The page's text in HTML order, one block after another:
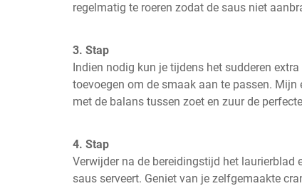
regelmatig te roeren zodat de saus niet
3. Stap
Indien nodig kun je tijdens het sudderen
toevoegen om de smaak aan te passen. Mijn
met de balans tussen zoet en zuur de
4. Stap
Verwijder na de bereidingstijd het laurierblad
saus serveert. Geniet van je zelfgemaakte